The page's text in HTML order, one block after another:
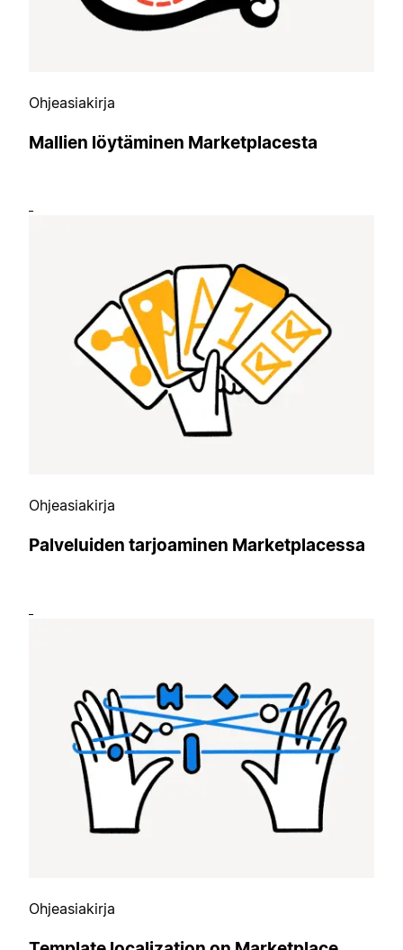
Ohjeasiakirja
Mallien löytäminen Marketplacesta
Ohjeasiakirja
Palveluiden tarjoaminen Marketplacessa
Ohjeasiakirja